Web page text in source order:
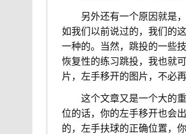
另外还有一个原因就是
如我们以前说过的，我们的
一种的。当然，跳投的一些
恢复性的练习跳投，我也就
片，左手移开的图片，不必
这个文章又是一个大的
位的话，你的左手移开也会
的，左手扶球的正确位置，